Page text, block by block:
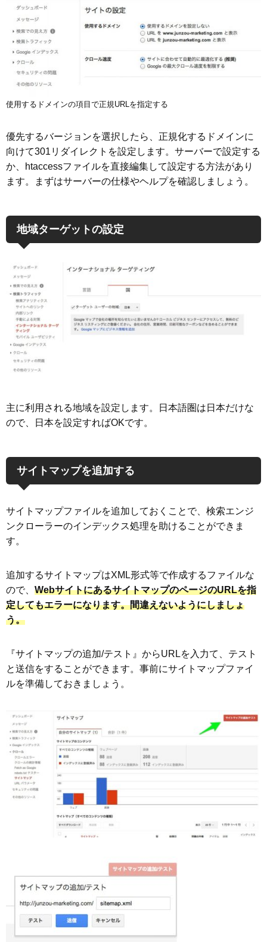
使用するドメインの項目で正規URLを指定する
優先するバージョンを選択したら、正規化するドメインに
向けて301リダイレクトを設定します。サーバーで設定する
か、htaccessファイルを直接編集して設定する方法があり
ます。まずはサーバーの仕様やヘルプを確認しましょう。
地域ターゲットの設定
主に利用される地域を設定します。日本語圏は日本だけな
ので、日本を設定すればOKです。
サイトマップを追加する
サイトマップファイルを追加しておくことで、検索エンジ
ンクローラーのインデックス処理を助けることができま
す。
追加するサイトマップはXML形式等で作成するファイルな
ので、 WebサイトにあるサイトマップのページのURLを指
定してもエラーになります。間違えないようにしましょ
う。
『サイトマップの追加/テスト』からURLを入力て、テスト
と送信をすることができます。事前にサイトマップファイ
ルを準備しておきましょう。